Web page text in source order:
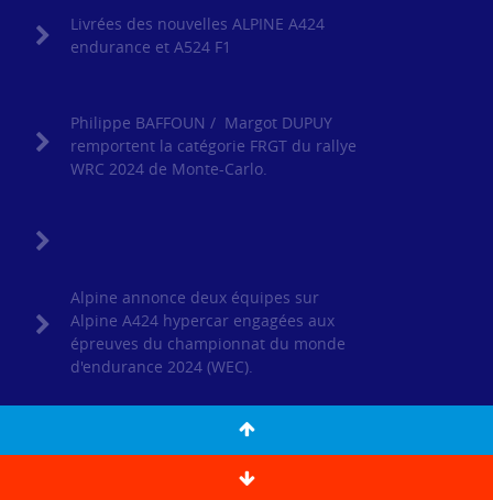
Livrées des nouvelles ALPINE A424
endurance et A524 F1
Philippe BAFFOUN / Margot DUPUY
remportent la catégorie FRGT du rallye
WRC 2024 de Monte-Carlo.
Alpine annonce deux équipes sur
Alpine A424 hypercar engagées aux
épreuves du championnat du monde
d'endurance 2024 (WEC).